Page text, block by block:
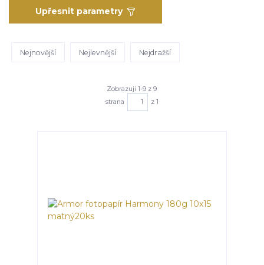
Upřesnit parametry
Nejnovější Nejlevnější Nejdražší
Zobrazuji 1-9 z 9
strana
z 1